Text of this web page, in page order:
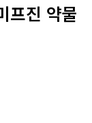
프진 약물